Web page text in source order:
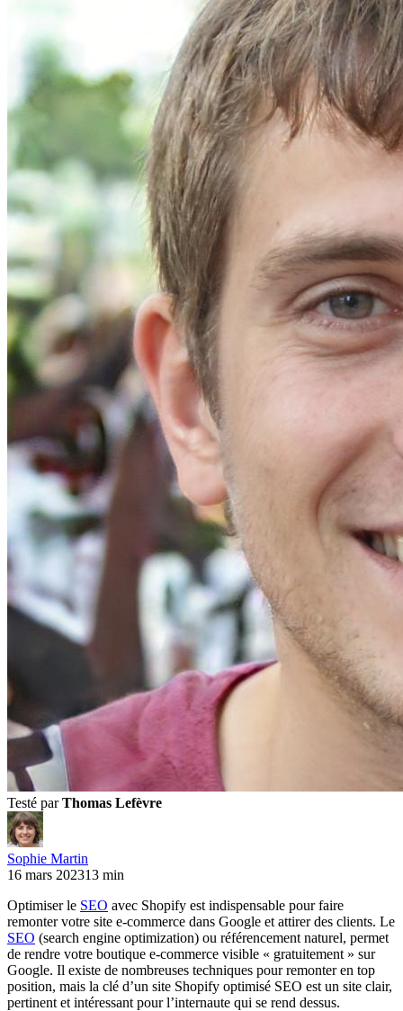
Testé parThomas Lefèvre
Sophie Martin
16 mars 202313 min
Optimiser le SEO avec Shopify est indispensable pour faire
remonter votre site e-commerce dans Google et attirer des clients. Le
SEO (search engine optimization) ou référencement naturel, permet
de rendre votre boutique e-commerce visible « gratuitement » sur
Google. Il existe de nombreuses techniques pour remonter en top
position, mais la clé d’un site Shopify optimisé SEO est un site clair,
pertinent et intéressant pour l’internaute qui se rend dessus.